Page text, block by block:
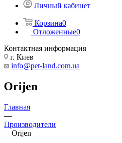
Личный кабинет
Корзина0
Отложенные0
Контактная информация
г. Киев
info@pet-land.com.ua
Orijen
Главная
—
Производители
—Orijen